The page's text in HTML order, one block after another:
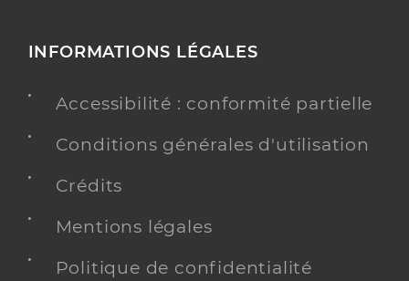
INFORMATIONS LÉGALES
Accessibilité : conformité partielle
Conditions générales d'utilisation
Crédits
Mentions légales
Politique de confidentialité